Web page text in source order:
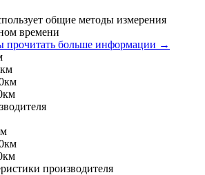
общие методы измерения
времени
прочитать больше информации →
производителя